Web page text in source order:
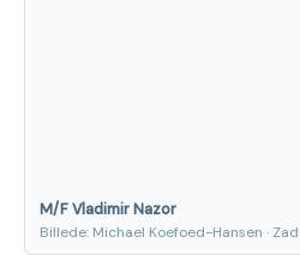
M/F Vladimir Nazor
Billede: Michael Koefoed-Hansen ·